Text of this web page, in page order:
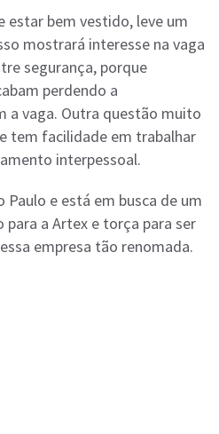
estar bem vestido, leve um
mostrará interesse na vaga
segurança, porque
perdendo a
a vaga. Outra questão muito
tem facilidade em trabalhar
interpessoal.
e está em busca de um
para a Artex e torça para ser
empresa tão renomada.